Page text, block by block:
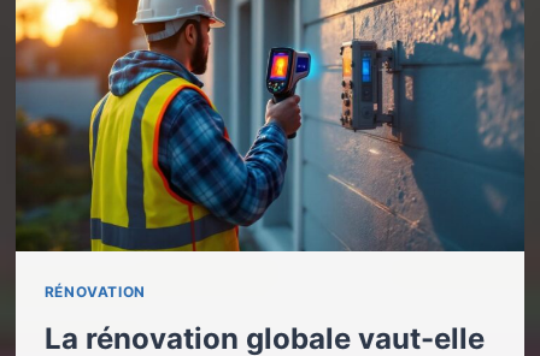
RÉNOVATION
La rénovation globale vaut-elle